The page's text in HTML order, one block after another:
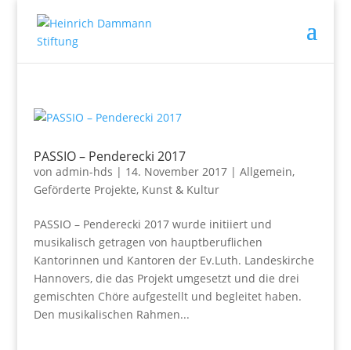
PASSIO – Penderecki 2017
von admin-hds | 14. November 2017| Allgemein,
Geförderte Projekte, Kunst & Kultur
PASSIO – Penderecki 2017 wurde initiiert und
musikalisch getragen von hauptberuflichen
Kantorinnen und Kantoren der Ev.Luth. Landeskirche
Hannovers, die das Projekt umgesetzt und die drei
gemischten Chöre aufgestellt und begleitet haben.
Den musikalischen Rahmen...